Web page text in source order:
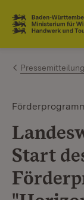
Zum Inhalt
Link zur
Start